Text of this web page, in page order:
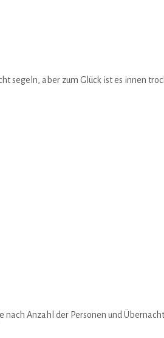
segeln, aber zum Glück ist es innen
Anzahl der Personen und